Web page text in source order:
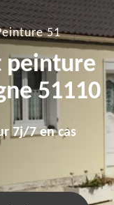
51
peinture
51110
7j/7 en cas